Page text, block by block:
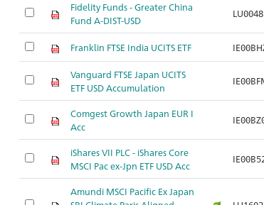
Fidelity Funds - Greater China
Fund A-DIST-USD
Franklin FTSE India UCITS ETF
Vanguard FTSE Japan UCITS
ETF USD Accumulation
Comgest Growth Japan EUR I
Acc
iShares VII PLC - iShares Core
MSCI Pac ex-Jpn ETF USD Acc
Amundi MSCI Pacific Ex Japan